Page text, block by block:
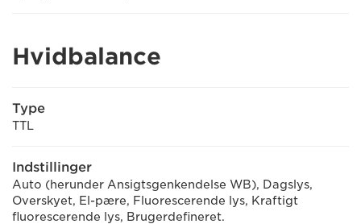
Hvidbalance
Type
TTL
Indstillinger
Auto (herunder Ansigtsgenkendelse WB), Dagslys,
Overskyet, El-pære, Fluorescerende lys, Kraftigt
fluorescerende lys, Brugerdefineret.